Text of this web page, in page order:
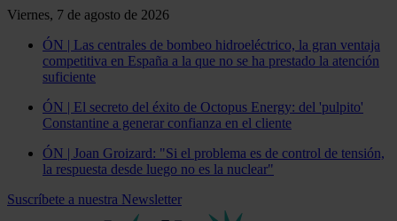
Viernes, 7 de agosto de 2026
ÓN | Las centrales de bombeo hidroeléctrico, la gran ventaja
competitiva en España a la que no se ha prestado la atención
suficiente
ÓN | El secreto del éxito de Octopus Energy: del 'pulpito'
Constantine a generar confianza en el cliente
ÓN | Joan Groizard: "Si el problema es de control de tensión,
la respuesta desde luego no es la nuclear"
Suscríbete a nuestra Newsletter